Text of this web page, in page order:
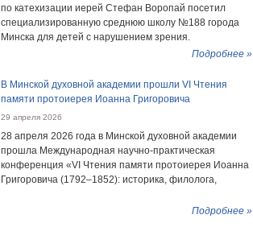
по катехизации иерей Стефан Воропай посетил
специализированную среднюю школу №188 города
Минска для детей с нарушением зрения.
Подробнее »
В Минской духовной академии прошли VI Чтения
памяти протоиерея Иоанна Григоровича
29 апреля 2026
28 апреля 2026 года в Минской духовной академии
прошла Международная научно-практическая
конференция «VI Чтения памяти протоиерея Иоанна
Григоровича (1792–1852): историка, филолога,
Подробнее »